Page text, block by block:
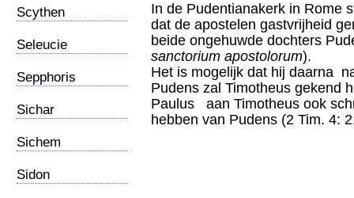
Scythen
Seleucie
Sepphoris
Sichar
Sichem
Sidon
In de Pudentianakerk in Rome
dat de apostelen gastvrijheid
beide ongehuwde dochters
sanctorium apostolorum).
Het is mogelijk dat hij daarna
Pudens zal Timotheus gekend
Paulus aan Timotheus ook
hebben van Pudens (2 Tim. 4: